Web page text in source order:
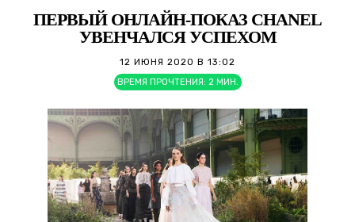
ПЕРВЫЙ ОНЛАЙН-ПОКАЗ CHANEL
УВЕНЧАЛСЯ УСПЕХОМ
12 ИЮНЯ 2020 В 13:02
ВРЕМЯ ПРОЧТЕНИЯ: 2 МИН.